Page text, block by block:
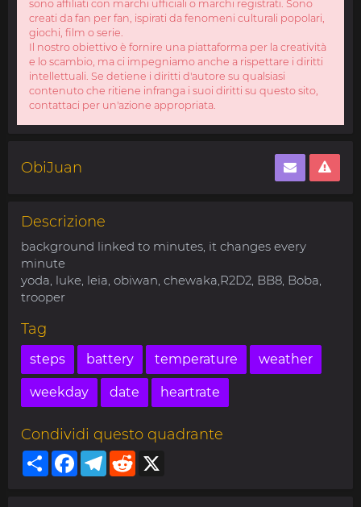
sono affiliati con marchi ufficiali o marchi registrati. Sono
creati da fan per fan, ispirati da fenomeni culturali popolari,
giochi, film o serie.
Il nostro obiettivo è fornire una piattaforma per la creatività
e lo scambio, ma ci impegniamo anche a rispettare i diritti
intellettuali. Se detiene i diritti d'autore su qualsiasi
contenuto che ritiene infranga i suoi diritti su questo sito,
contattaci per un'azione appropriata.
ObiJuan
Descrizione
background linked to minutes, it changes every
minute
yoda, luke, leia, obiwan, chewaka,R2D2, BB8, Boba,
trooper
Tag
steps battery temperature weather
weekday date heartrate
Condividi questo quadrante
ShareFacebookTelegram
Reddit